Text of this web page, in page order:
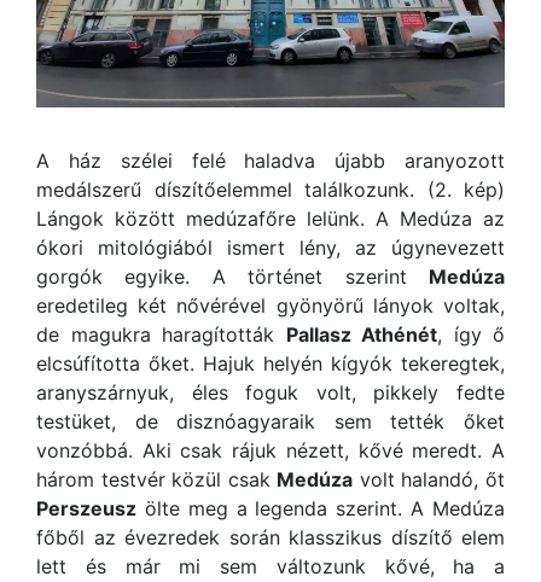
A ház szélei felé haladva újabb aranyozott
medálszerű díszítőelemmel találkozunk. (2. kép)
Lángok között medúzafőre lelünk. A Medúza az
ókori mitológiából ismert lény, az úgynevezett
gorgók egyike. A történet szerint Medúza
eredetileg két nővérével gyönyörű lányok voltak,
de magukra haragították Pallasz Athénét, így ő
elcsúfította őket. Hajuk helyén kígyók tekeregtek,
aranyszárnyuk, éles foguk volt, pikkely fedte
testüket, de disznóagyaraik sem tették őket
vonzóbbá. Aki csak rájuk nézett, kővé meredt. A
három testvér közül csak Medúza volt halandó, őt
Perszeusz ölte meg a legenda szerint. A Medúza
főből az évezredek során klasszikus díszítő elem
lett és már mi sem változunk kővé, ha a